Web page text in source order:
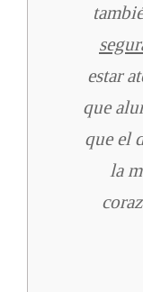
estar
que
que el
la